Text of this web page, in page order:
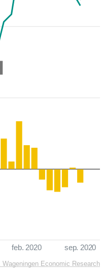
sep. 2020
feb. 2020
Wageningen Economic Research